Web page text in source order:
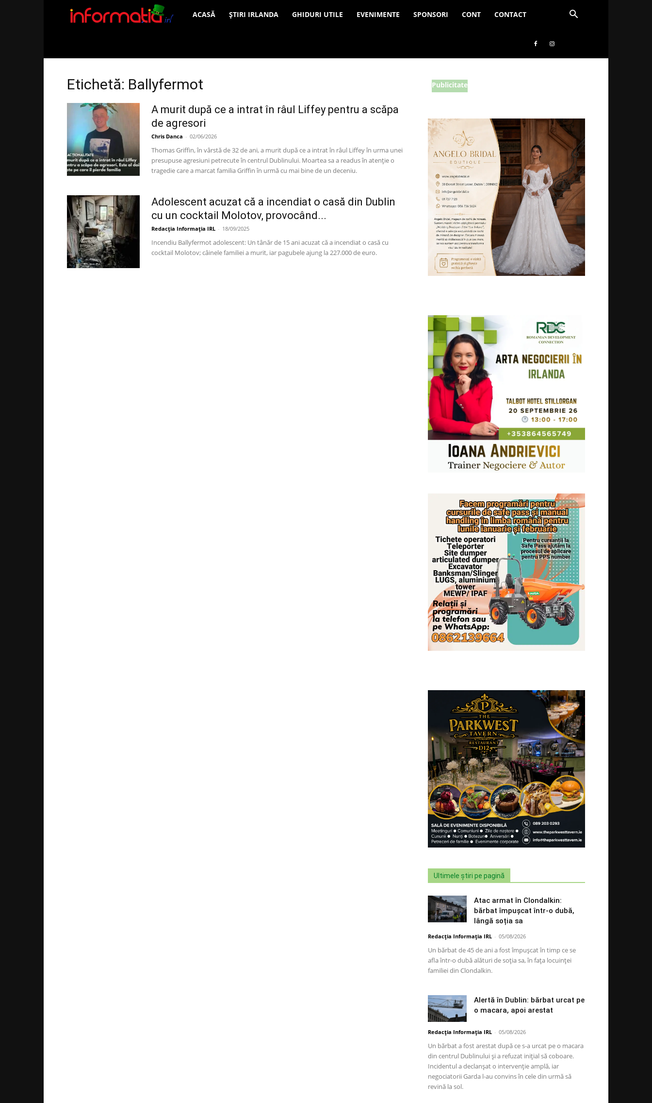
Informația
ACASĂ ȘTIRI IRLANDA GHIDURI UTILE EVENIMENTE SPONSORI CONT CONTACT
Etichetă: Ballyfermot
A murit după ce a intrat în râul Liffey pentru a scăpa
de agresori
Chris Danca - 02/06/2026
Thomas Griffin, în vârstă de 32 de ani, a murit după ce a intrat în râul Liffey în urma unei
presupuse agresiuni petrecute în centrul Dublinului. Moartea sa a readus în atenție o
tragedie care a marcat familia Griffin în urmă cu mai bine de un deceniu.
Adolescent acuzat că a incendiat o casă din Dublin
cu un cocktail Molotov, provocând...
Redacția Informația IRL - 18/09/2025
Incendiu Ballyfermot adolescent: Un tânăr de 15 ani acuzat că a incendiat o casă cu
cocktail Molotov; câinele familiei a murit, iar pagubele ajung la 227.000 de euro.
Publicitate
Ultimele știri pe pagină
Atac armat în Clondalkin:
bărbat împușcat într-o dubă,
lângă soția sa
Redacția Informația IRL - 05/08/2026
Un bărbat de 45 de ani a fost împușcat în timp ce se
afla într-o dubă alături de soția sa, în fața locuinței
familiei din Clondalkin.
Alertă în Dublin: bărbat urcat pe
o macara, apoi arestat
Redacția Informația IRL - 05/08/2026
Un bărbat a fost arestat după ce s-a urcat pe o macara
din centrul Dublinului și a refuzat inițial să coboare.
Incidentul a declanșat o intervenție amplă, iar
negociatorii Garda l-au convins în cele din urmă să
revină la sol.